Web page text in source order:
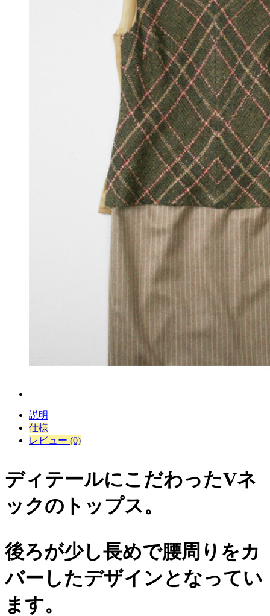
説明
仕様
レビュー (0)
ディテールにこだわったVネ
ックのトップス。
後ろが少し長めで腰周りをカ
バーしたデザインとなってい
ます。